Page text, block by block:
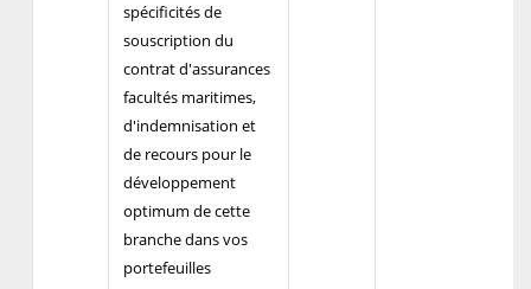
spécificités de
souscription du
contrat d'assurances
facultés maritimes,
d'indemnisation et
de recours pour le
développement
optimum de cette
branche dans vos
portefeuilles